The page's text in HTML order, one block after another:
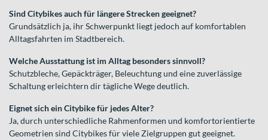
Sind Citybikes auch für längere Strecken geeignet?
Grundsätzlich ja, ihr Schwerpunkt liegt jedoch auf komfortablen
Alltagsfahrten im Stadtbereich.
Welche Ausstattung ist im Alltag besonders sinnvoll?
Schutzbleche, Gepäckträger, Beleuchtung und eine zuverlässige
Schaltung erleichtern dir tägliche Wege deutlich.
Eignet sich ein Citybike für jedes Alter?
Ja, durch unterschiedliche Rahmenformen und komfortorientierte
Geometrien sind Citybikes für viele Zielgruppen gut geeignet.